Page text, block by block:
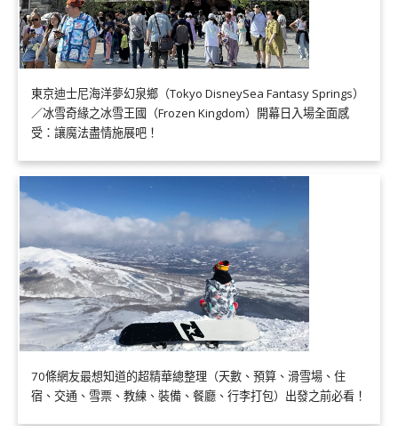
東京迪士尼海洋夢幻泉鄉（Tokyo DisneySea Fantasy Springs）
／冰雪奇緣之冰雪王國（Frozen Kingdom）開幕日入場全面感
受：讓魔法盡情施展吧！
70條網友最想知道的超精華總整理（天數、預算、滑雪場、住
宿、交通、雪票、教練、裝備、餐廳、行李打包）出發之前必看！